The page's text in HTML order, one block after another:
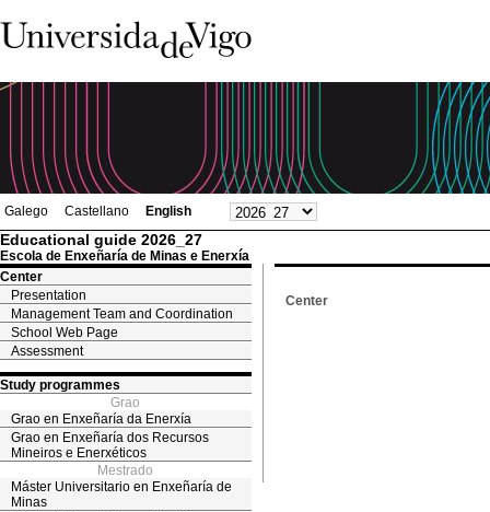
Galego Castellano English
Educational guide 2026_27
Escola de Enxeñaría de Minas e Enerxía
Center
Presentation
Management Team and Coordination
School Web Page
Assessment
Study programmes
Grao
Grao en Enxeñaría da Enerxía
Grao en Enxeñaría dos Recursos
Mineiros e Enerxéticos
Mestrado
Máster Universitario en Enxeñaría de
Minas
Center